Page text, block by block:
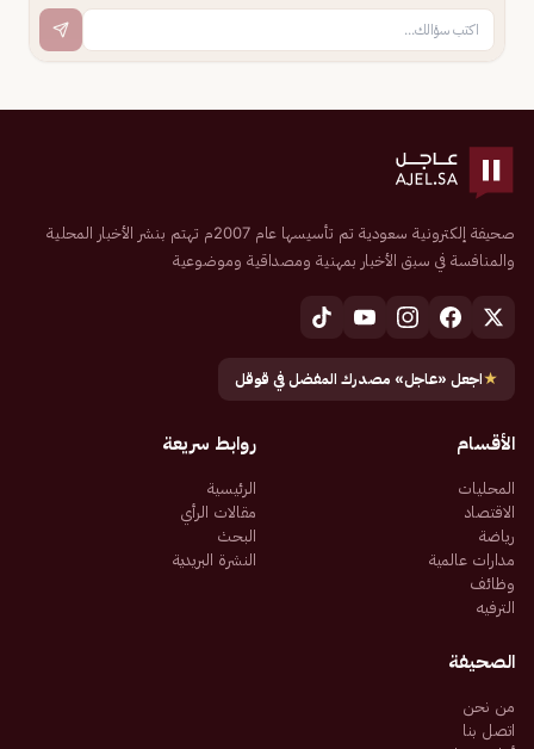
صحيفة إلكترونية سعودية تم تأسيسها عام 2007م تهتم بنشر الأخبار المحلية
والمنافسة في سبق الأخبار بمهنية ومصداقية وموضوعية
★اجعل «عاجل» مصدرك المفضل في قوقل
الأقسام
المحليات
الاقتصاد
رياضة
مدارات عالمية
وظائف
الترفيه
روابط سريعة
الرئيسية
مقالات الرأي
البحث
النشرة البريدية
الصحيفة
من نحن
اتصل بنا